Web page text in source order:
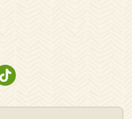
INSTAGRAM
OP PINTEREST
OP YOUTUBE
NATURESCANNER OP TIKTOK